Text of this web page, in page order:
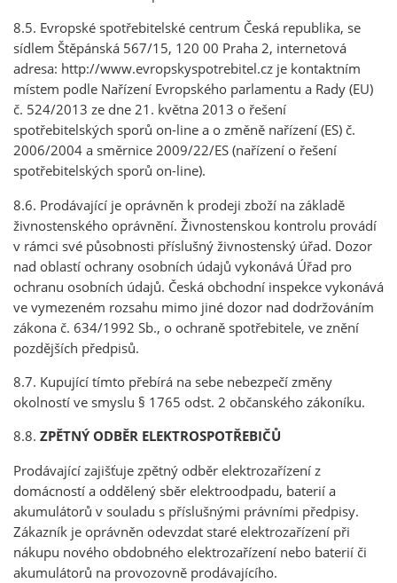
8.5. Evropské spotřebitelské centrum Česká republika, se
sídlem Štěpánská 567/15, 120 00 Praha 2, internetová
adresa: http://www.evropskyspotrebitel.cz je kontaktním
místem podle Nařízení Evropského parlamentu a Rady (EU)
č. 524/2013 ze dne 21. května 2013 o řešení
spotřebitelských sporů on-line a o změně nařízení (ES) č.
2006/2004 a směrnice 2009/22/ES (nařízení o řešení
spotřebitelských sporů on-line).
8.6. Prodávající je oprávněn k prodeji zboží na základě
živnostenského oprávnění. Živnostenskou kontrolu provádí
v rámci své působnosti příslušný živnostenský úřad. Dozor
nad oblastí ochrany osobních údajů vykonává Úřad pro
ochranu osobních údajů. Česká obchodní inspekce vykonává
ve vymezeném rozsahu mimo jiné dozor nad dodržováním
zákona č. 634/1992 Sb., o ochraně spotřebitele, ve znění
pozdějších předpisů.
8.7. Kupující tímto přebírá na sebe nebezpečí změny
okolností ve smyslu § 1765 odst. 2 občanského zákoníku.
8.8. ZPĚTNÝ ODBĚR ELEKTROSPOTŘEBIČŮ
Prodávající zajišťuje zpětný odběr elektrozařízení z
domácností a oddělený sběr elektroodpadu, baterií a
akumulátorů v souladu s příslušnými právními předpisy.
Zákazník je oprávněn odevzdat staré elektrozařízení při
nákupu nového obdobného elektrozařízení nebo baterií či
akumulátorů na provozovně prodávajícího.